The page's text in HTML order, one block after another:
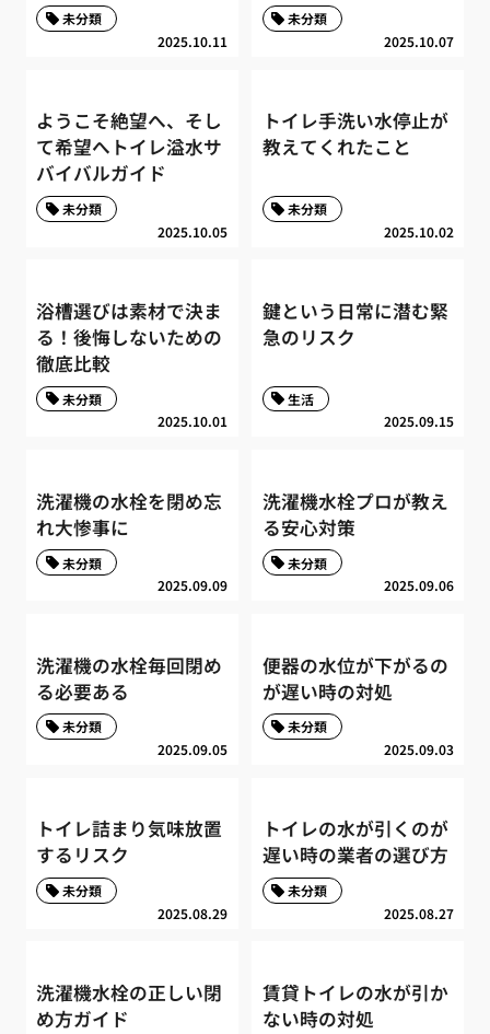
2025.10.11
未分類
2025.10.07
未分類
ようこそ絶望へ、そし
て希望へトイレ溢水サ
バイバルガイド
2025.10.05
未分類
トイレ手洗い水停止が
教えてくれたこと
2025.10.02
未分類
浴槽選びは素材で決ま
る！後悔しないための
徹底比較
2025.10.01
未分類
鍵という日常に潜む緊
急のリスク
2025.09.15
生活
洗濯機の水栓を閉め忘
れ大惨事に
2025.09.09
未分類
洗濯機水栓プロが教え
る安心対策
2025.09.06
未分類
洗濯機の水栓毎回閉め
る必要ある
2025.09.05
未分類
便器の水位が下がるの
が遅い時の対処
2025.09.03
未分類
トイレ詰まり気味放置
するリスク
2025.08.29
未分類
トイレの水が引くのが
遅い時の業者の選び方
2025.08.27
未分類
洗濯機水栓の正しい閉
め方ガイド
賃貸トイレの水が引か
ない時の対処